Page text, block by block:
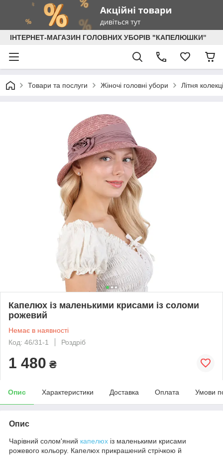
ІНТЕРНЕТ-МАГАЗИН ГОЛОВНИХ УБОРІВ "КАПЕЛЮШКИ"
Товари та послуги Жіночі головні убори Літня
Капелюх із маленькими крисами із соломи
рожевий
Немає в наявності
Код: 46/31-1
Роздріб
1 480 ₴
Опис Характеристики Доставка Оплата Умови
Опис
Чарівний солом'яний капелюх із маленькими крисами
рожевого кольору. Капелюх прикрашений стрічкою й